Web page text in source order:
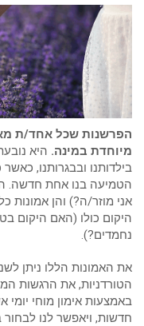
הפרשנות שכל אחד/ת
מיוחדת במינה. היא
בילדותנו ובבגרותנו,
הטמיעה בנו אחת חדשה.
אני מוזר/ה?) והן אמונות
היקום כולו (האם היקום
נחמדים?).
את האמונות הללו ניתן
הטורדניות, את הרגשות
באמצעות אימון מוחי
חדשות, ויאפשר לנו לבחור